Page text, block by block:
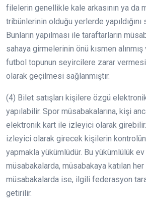
filelerin genellikle kale arkasının ya da
tribünlerinin olduğu yerlerde
Bunların yapılması ile taraftarların
sahaya girmelerinin önü kısmen
futbol topunun seyircilere zarar
olarak geçilmesi sağlanmıştır.
(4) Bilet satışları kişilere özgü
yapılabilir. Spor müsabakalarına, kişi
elektronik kart ile izleyici olarak
izleyici olarak girecek kişilerin
yapmakla yükümlüdür. Bu yükümlülük
müsabakalarda, müsabakaya katılan
müsabakalarda ise, ilgili federasyon
getirilir.